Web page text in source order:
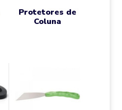
Protetores de
Coluna